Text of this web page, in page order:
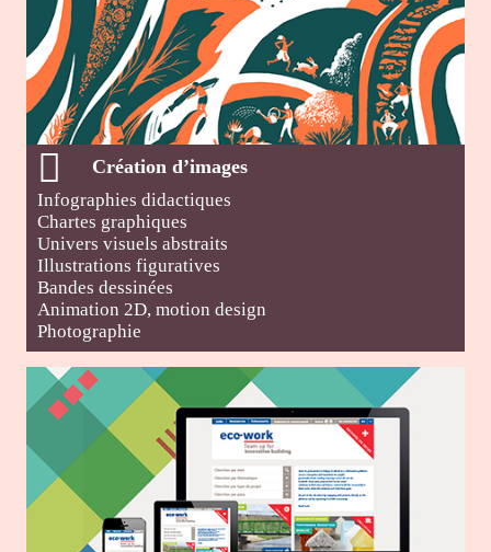
Création d’images
Infographies didactiques
Chartes graphiques
Univers visuels abstraits
Illustrations figuratives
Bandes dessinées
Animation 2D, motion design
Photographie